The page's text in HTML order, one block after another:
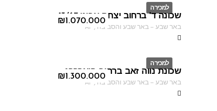
למכירה
ID
₪1.070.000
שכונה ד' ברחוב יצחק אבינו 13/67
באר שבע–באר שבע והסביבה ,
AF
למכירה
ID
₪1.300.000
שכונת נווה זאב ברחוב פיארברג
באר שבע–באר שבע והסביבה ,
AF